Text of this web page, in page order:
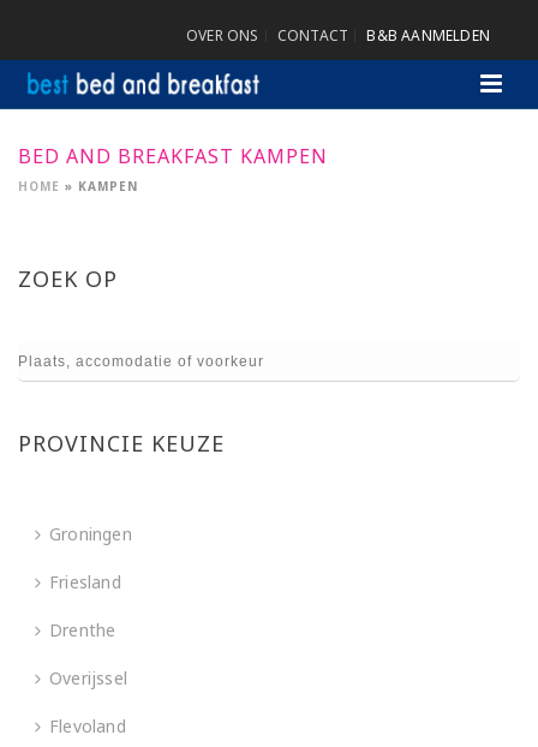
OVER ONS CONTACT B&B AANMELDEN
BED AND BREAKFAST KAMPEN
HOME » KAMPEN
ZOEK OP
PROVINCIE KEUZE
Groningen
Friesland
Drenthe
Overijssel
Flevoland